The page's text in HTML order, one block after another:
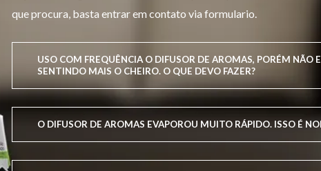
que procura, basta entrar em contato via formulario.
USO COM FREQUÊNCIA O DIFUSOR DE AROMAS, PORÉM NÃO
SENTINDO MAIS O CHEIRO. O QUE DEVO FAZER?
O DIFUSOR DE AROMAS EVAPOROU MUITO RÁPIDO. ISSO É